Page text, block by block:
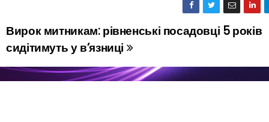
Вирок митникам: рівненські посадовці 5 років
сидітимуть у в’язниці